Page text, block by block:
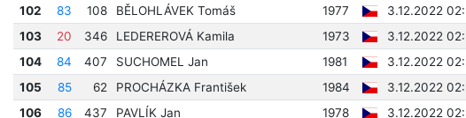
102
83 108 BĚLOHLÁVEK Tomáš 1977 3.12.2022
103
20 346 LEDEREROVÁ Kamila 1973 3.12.2022
104
84 407 SUCHOMEL Jan 1981 3.12.2022
105
85 62 PROCHÁZKA František 1984 3.12.2022
106
86 437 PAVLÍK Jan 1978 3.12.2022